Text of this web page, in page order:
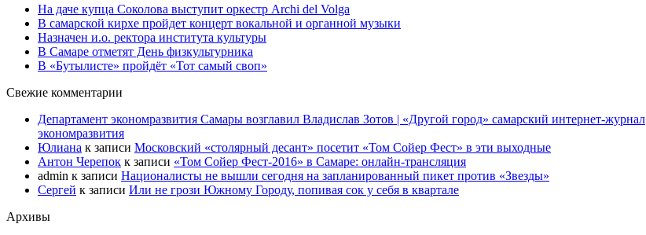
На даче купца Соколова выступит оркестр Archi del Volga
В самарской кирхе пройдет концерт вокальной и органной музыки
Назначен и.о. ректора института культуры
В Самаре отметят День физкультурника
В «Бутылисте» пройдёт «Тот самый своп»
Свежие комментарии
Департамент экономразвития Самары возглавил Владислав Зотов | «Другой город» самарский интернет-журнал
экономразвития
Юлиана к записи Московский «столярный десант» посетит «Том Сойер Фест» в эти выходные
Антон Черепок к записи «Том Сойер Фест-2016» в Самаре: онлайн-трансляция
admin к записи Националисты не вышли сегодня на запланированный пикет против «Звезды»
Сергей к записи Или не грози Южному Городу, попивая сок у себя в квартале
Архивы